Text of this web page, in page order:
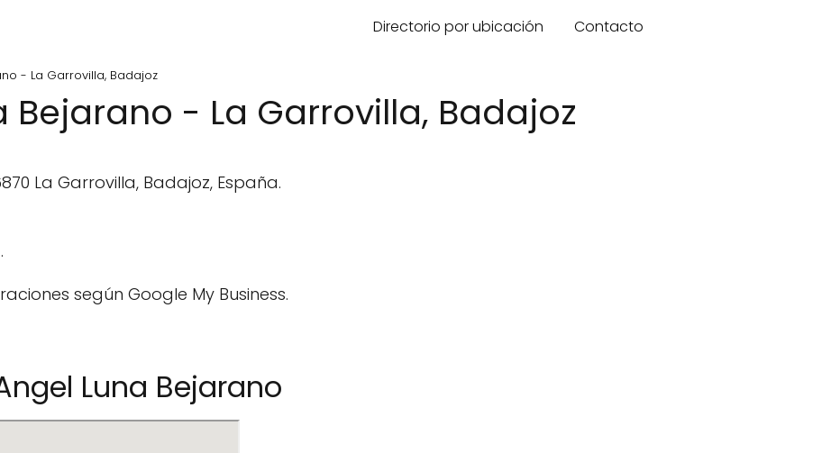
Directorio por ubicación Contacto
- La Garrovilla, Badajoz
Bejarano - La Garrovilla, Badajoz
La Garrovilla, Badajoz, España.
según Google My Business.
Luna Bejarano